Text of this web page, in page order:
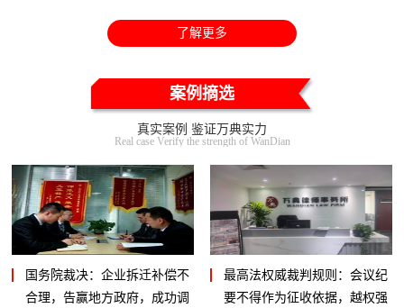
了解更多
案例摘选
真实案例 鉴证万典实力
Real case Verify the strength of WanDian
国务院裁决：企业拆迁补偿不
合理，告赢地方政府，成功调
最高法权威裁判规则：会议纪
要不得作为征收依据，越权强